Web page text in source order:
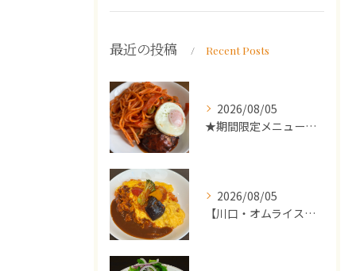
最近の投稿 Recent Posts
2026/08/05
★期間限定メニューのご案内★
2026/08/05
【川口・オムライス】ランチ・ディナーにおススメの週替わりメニ...